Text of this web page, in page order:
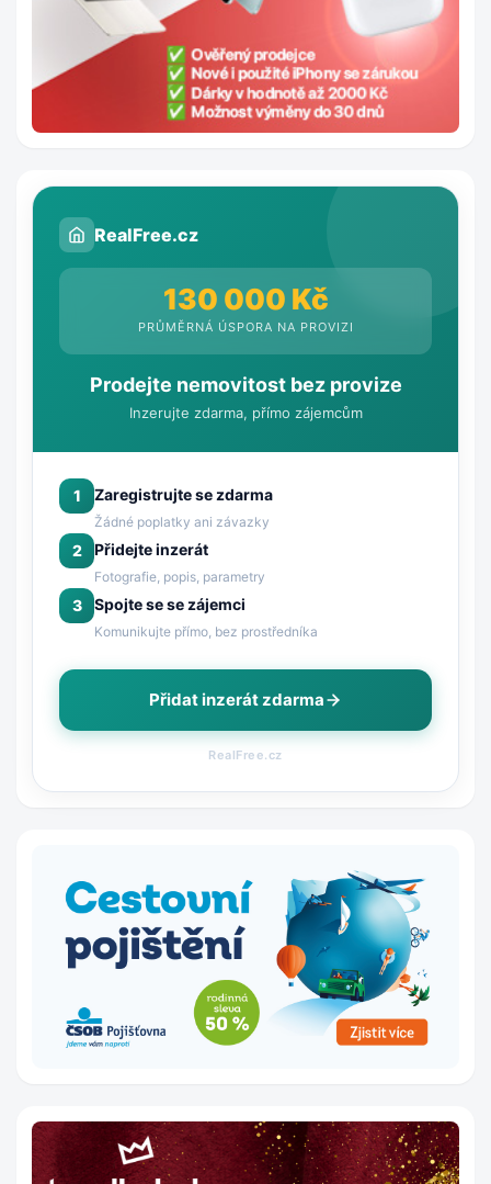
RealFree.cz
130 000 Kč
PRŮMĚRNÁ ÚSPORA NA PROVIZI
Prodejte nemovitost bez provize
Inzerujte zdarma, přímo zájemcům
1 Zaregistrujte se zdarma
Žádné poplatky ani závazky
2 Přidejte inzerát
Fotografie, popis, parametry
3 Spojte se se zájemci
Komunikujte přímo, bez prostředníka
Přidat inzerát zdarma
RealFree.cz